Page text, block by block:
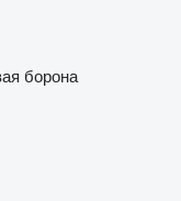
борона